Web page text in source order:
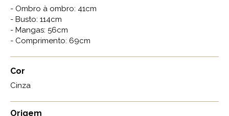
- Ombro à ombro: 41cm
- Busto: 114cm
- Mangas: 56cm
- Comprimento: 69cm
Cor
Cinza
Origem